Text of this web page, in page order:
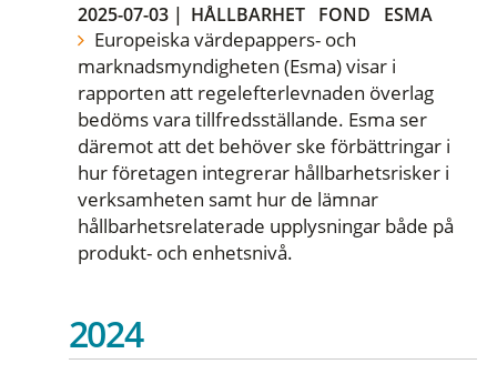
2025-07-03 | HÅLLBARHET FOND ESMA
Europeiska värdepappers- och
marknadsmyndigheten (Esma) visar i
rapporten att regelefterlevnaden överlag
bedöms vara tillfredsställande. Esma ser
däremot att det behöver ske förbättringar i
hur företagen integrerar hållbarhetsrisker i
verksamheten samt hur de lämnar
hållbarhetsrelaterade upplysningar både på
produkt- och enhetsnivå.
2024